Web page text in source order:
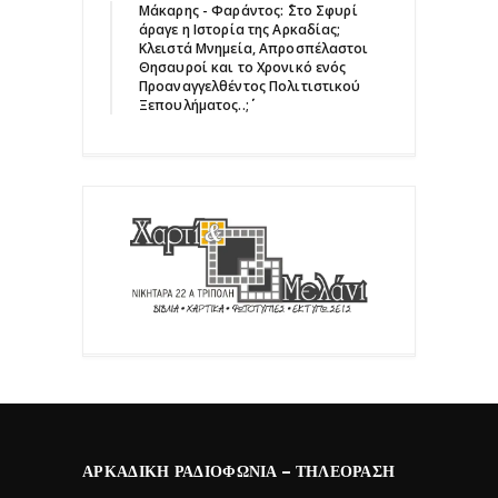
Μάκαρης - Φαράντος: ΄΄Στο Σφυρί
άραγε η Ιστορία της Αρκαδίας;
Κλειστά Μνημεία, Απροσπέλαστοι
Θησαυροί και το Χρονικό ενός
Προαναγγελθέντος Πολιτιστικού
Ξεπουλήματος..;΄΄
ΑΡΚΑΔΙΚΉ ΡΑΔΙΟΦΩΝΊΑ – ΤΗΛΕΌΡΑΣΗ